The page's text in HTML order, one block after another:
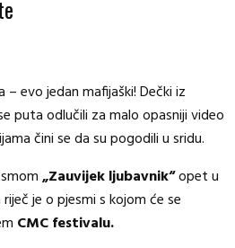
evo jedan mafijaški! Dečki iz
puta odlučili za malo opasniji video
čini se da su pogodili u sridu.
„Zauvijek ljubavnik“opet u
je o pjesmi s kojom će se
CMC festivalu.